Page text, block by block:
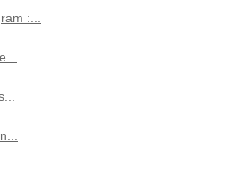
:...